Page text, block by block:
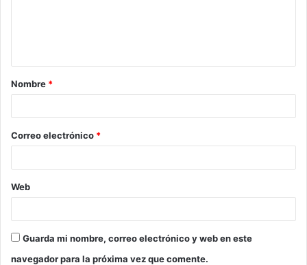
a
r
*
Nombre *
Correo electrónico *
Web
Guarda mi nombre, correo electrónico y web en este
navegador para la próxima vez que comente.